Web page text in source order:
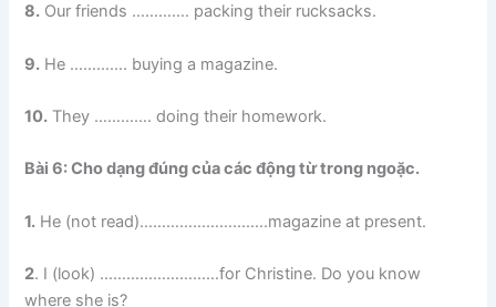
8. Our friends …………. packing their rucksacks.
9. He …………. buying a magazine.
10. They …………. doing their homework.
Bài 6: Cho dạng đúng của các động từ trong ngoặc.
1. He (not read)………………………..magazine at present.
2. I (look) ………………………for Christine. Do you know
where she is?